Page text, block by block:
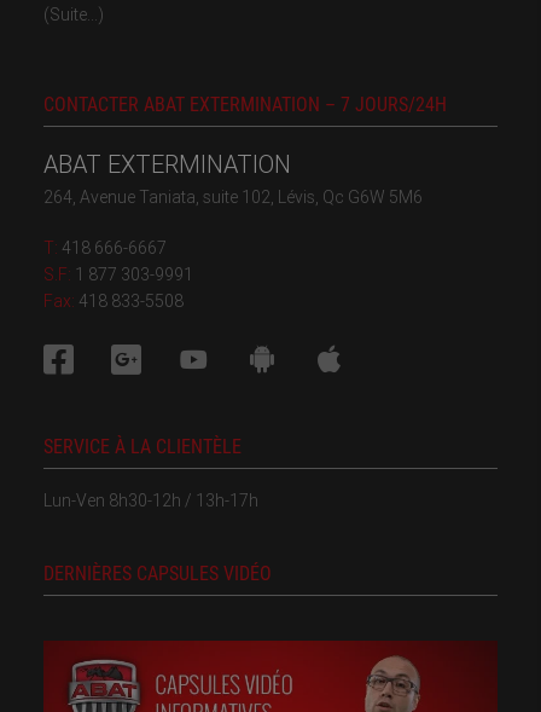
(Suite...)
CONTACTER ABAT EXTERMINATION – 7 JOURS/24H
ABAT EXTERMINATION
264, Avenue Taniata, suite 102, Lévis, Qc G6W 5M6
T: 418 666-6667
S.F: 1 877 303-9991
Fax: 418 833-5508
SERVICE À LA CLIENTÈLE
Lun-Ven 8h30-12h / 13h-17h
DERNIÈRES CAPSULES VIDÉO